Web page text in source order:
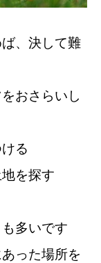
、決して難
おさらいし
る
を探す
多いです
った場所を